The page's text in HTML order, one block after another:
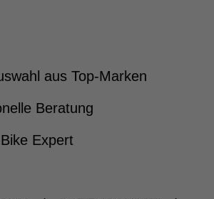
aus Top-Marken
Beratung
Expert